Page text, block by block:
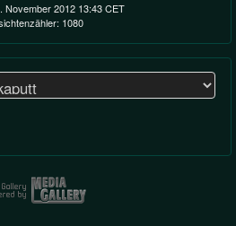
November 2012 13:43 CET
1080